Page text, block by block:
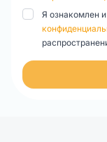
крафт-пакеты
доставкой по
гарантируем
прочность ручек!
Я ознакомлен